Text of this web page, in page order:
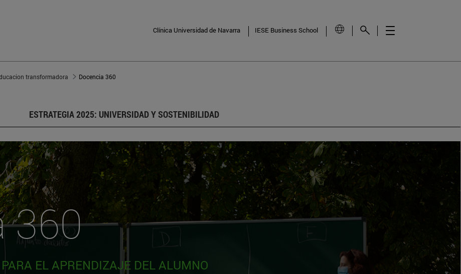
Clínica Universidad de Navarra IESE Business School
transformadora Docencia 360
ESTRATEGIA 2025: UNIVERSIDAD Y SOSTENIBILIDAD
360
EL APRENDIZAJE DEL ALUMNO